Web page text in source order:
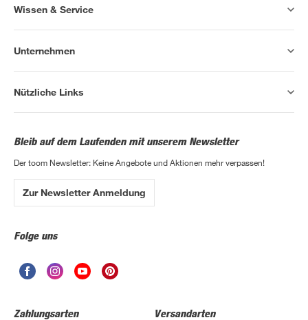
Wissen & Service
Unternehmen
Nützliche Links
Bleib auf dem Laufenden mit unserem Newsletter
Der toom Newsletter: Keine Angebote und Aktionen mehr verpassen!
Zur Newsletter Anmeldung
Folge uns
Zahlungsarten Versandarten